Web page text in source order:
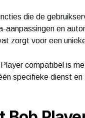
die de
en
zorgt voor een
compatibel is
specifieke dienst